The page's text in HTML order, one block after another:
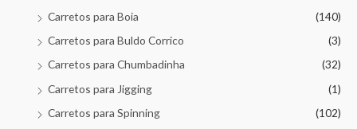
Carretos para Boia
(140)
Carretos para Buldo Corrico
(3)
Carretos para Chumbadinha
(32)
Carretos para Jigging
(1)
Carretos para Spinning
(102)